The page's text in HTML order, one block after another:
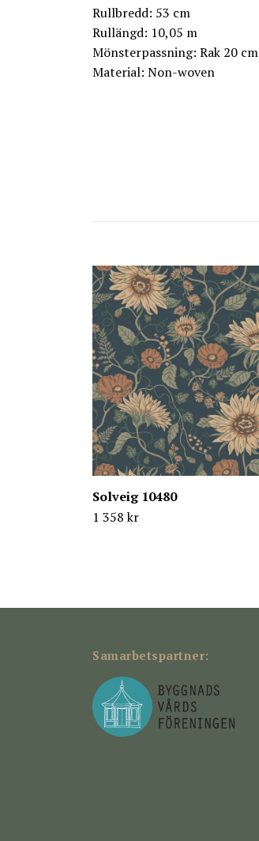
Rullbredd: 53 cm
Rullängd: 10,05 m
Mönsterpassning: Rak 20 cm
Material: Non-woven
Solveig 10480
1 358 kr
Samarbetspartner: